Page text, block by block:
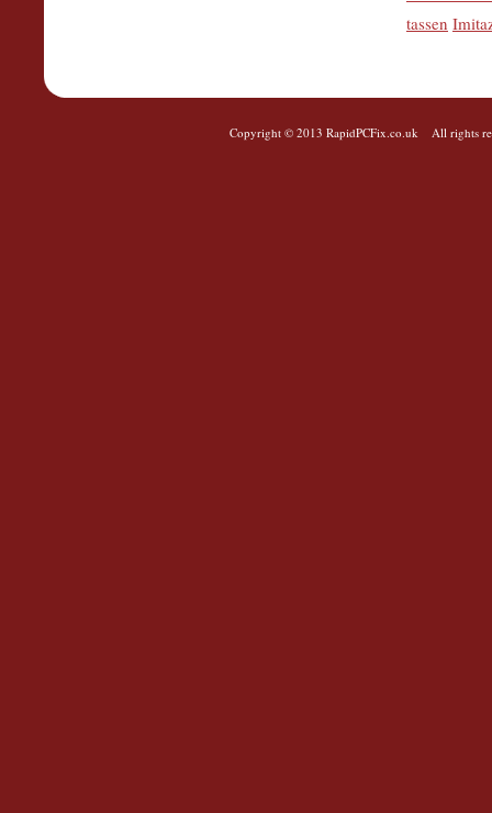
tassen
Copyright © 2013 RapidPCFix.co.uk All rights